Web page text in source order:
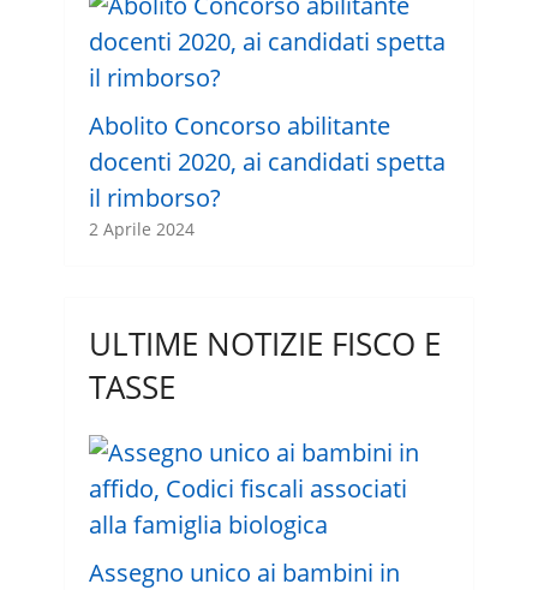
Abolito Concorso abilitante
docenti 2020, ai candidati spetta
il rimborso?
2 Aprile 2024
ULTIME NOTIZIE FISCO E
TASSE
Assegno unico ai bambini in